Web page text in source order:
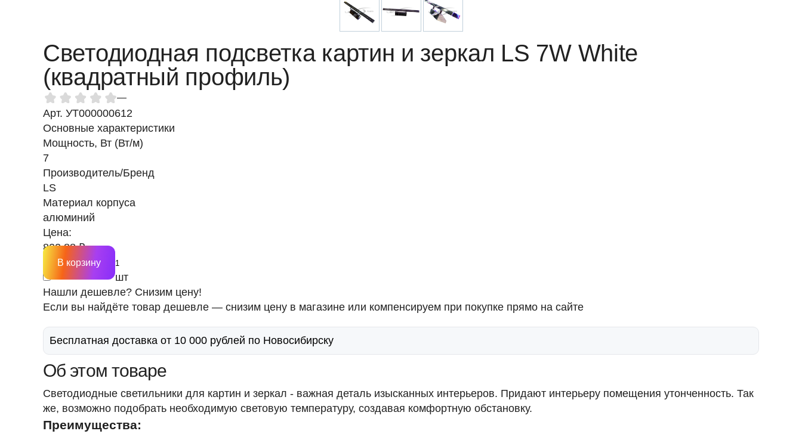
Светодиодная подсветка картин и зеркал LS 7W White
(квадратный профиль)
—
Арт. УТ000000612
Основные характеристики
Мощность, Вт (Вт/м)
7
Производитель/Бренд
LS
Материал корпуса
алюминий
Цена:
822.88 ₽
шт
В корзину
Нашли дешевле? Снизим цену!
Если вы найдёте товар дешевле — снизим цену в магазине или компенсируем при покупке прямо на сайте
Бесплатная доставка от 10 000 рублей по Новосибирску
Об этом товаре
Светодиодные светильники для картин и зеркал - важная деталь изысканных интерьеров. Придают интерьеру помещения утонченность. Так
же, возможно подобрать необходимую световую температуру, создавая комфортную обстановку.
Преимущества: